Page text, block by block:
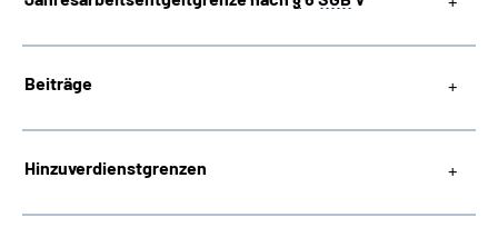
Beiträge
Hinzuverdienstgrenzen